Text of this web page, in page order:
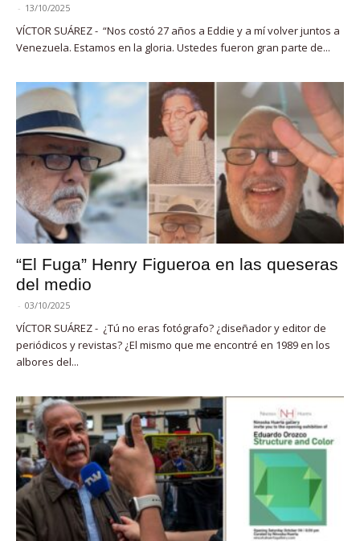
- 13/10/2025
VÍCTOR SUÁREZ - “Nos costó 27 años a Eddie y a mí volver juntos a
Venezuela. Estamos en la gloria. Ustedes fueron gran parte de...
“El Fuga” Henry Figueroa en las queseras
del medio
- 03/10/2025
VÍCTOR SUÁREZ - ¿Tú no eras fotógrafo? ¿diseñador y editor de
periódicos y revistas? ¿El mismo que me encontré en 1989 en los
albores del...